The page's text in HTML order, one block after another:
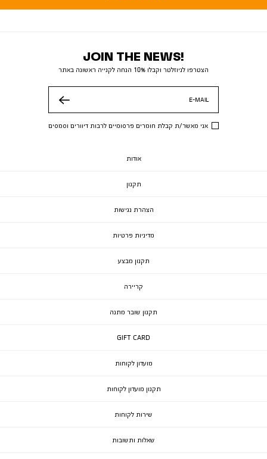
JOIN THE NEWS!
הצטרפו לניוזלטר וקבלו 10% הנחה לקנייה ראשונה באתר
E-MAIL
אני מאשר/ת קבלת חומרים פרסומיים לרבות דיוורים וסמסים
אודות
תקנון
הצהרת נגישות
מדיניות פרטיות
תקנון מבצע
קריירה
תקנון שובר מתנה
GIFT CARD
מועדון לקוחות
תקנון מועדון לקוחות
שירות לקוחות
שאלות ותשובות